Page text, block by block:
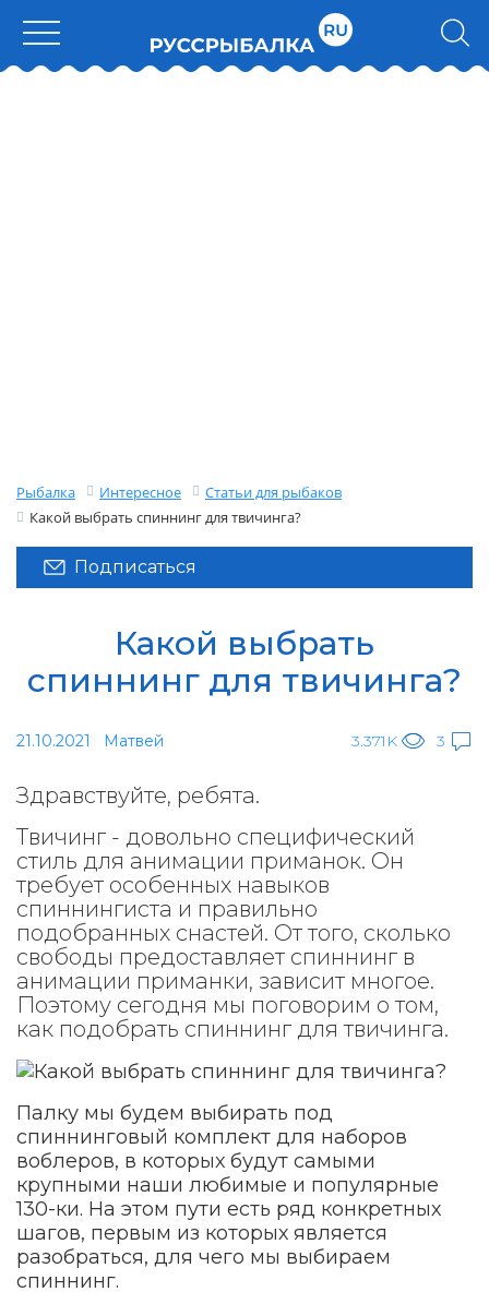
Рыбалка Интересное
Статьи для рыбаков
Какой выбрать спиннинг для твичинга?
Подписаться
Какой выбрать
спиннинг для твичинга?
21.10.2021 Матвей 3.371K 3
Здравствуйте, ребята.
Твичинг - довольно специфический
стиль для анимации приманок. Он
требует особенных навыков
спиннингиста и правильно
подобранных снастей. От того, сколько
свободы предоставляет спиннинг в
анимации приманки, зависит многое.
Поэтому сегодня мы поговорим о том,
как подобрать спиннинг для твичинга.
Палку мы будем выбирать под
спиннинговый комплект для наборов
воблеров, в которых будут самыми
крупными наши любимые и популярные
130-ки. На этом пути есть ряд конкретных
шагов, первым из которых является
разобраться, для чего мы выбираем
спиннинг.